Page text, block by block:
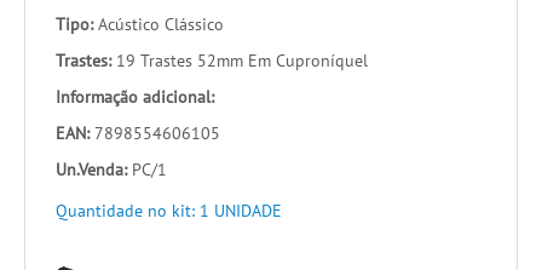
Tipo:Acústico Clássico
Trastes: 19 Trastes 52mm Em Cuproníquel
Informação adicional:
EAN:7898554606105
Un.Venda: PC/1
Quantidade no kit: 1 UNIDADE